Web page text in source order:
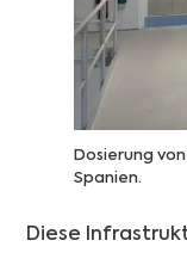
Dosierung
Spanien.
Diese